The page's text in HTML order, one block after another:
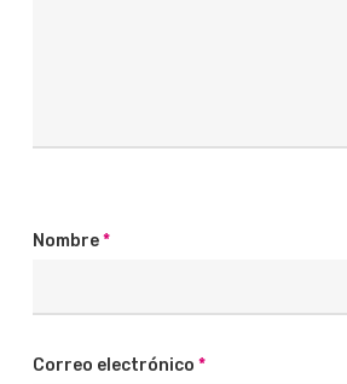
Nombre*
Correo electrónico *